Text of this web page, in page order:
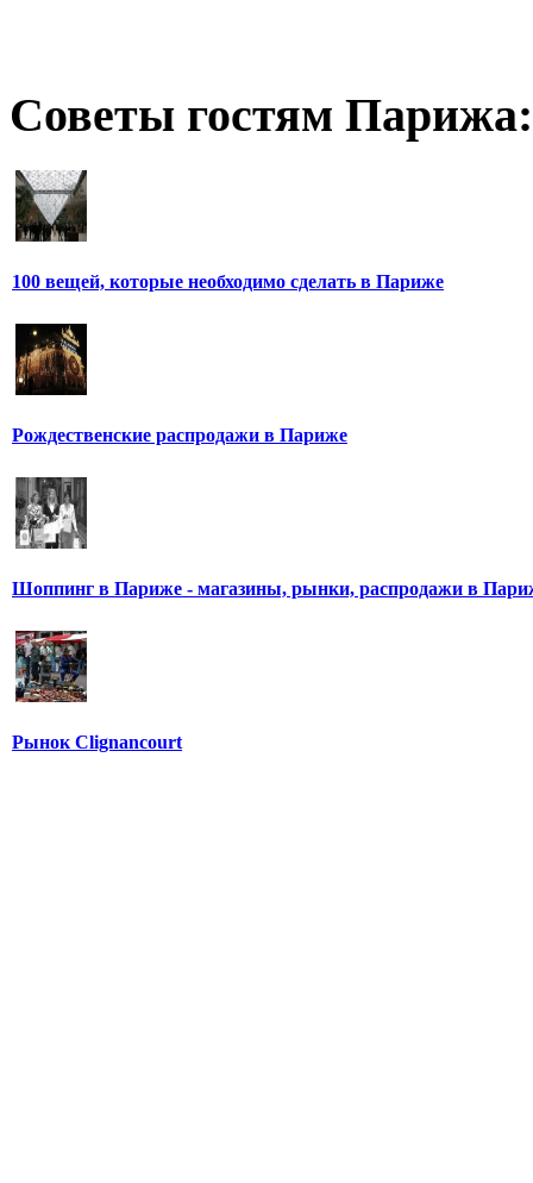
Советы гостям Парижа:
100 вещей, которые необходимо сделать в Париже
Рождественские распродажи в Париже
Шоппинг в Париже - магазины, рынки, распродажи в
Рынок Clignancourt